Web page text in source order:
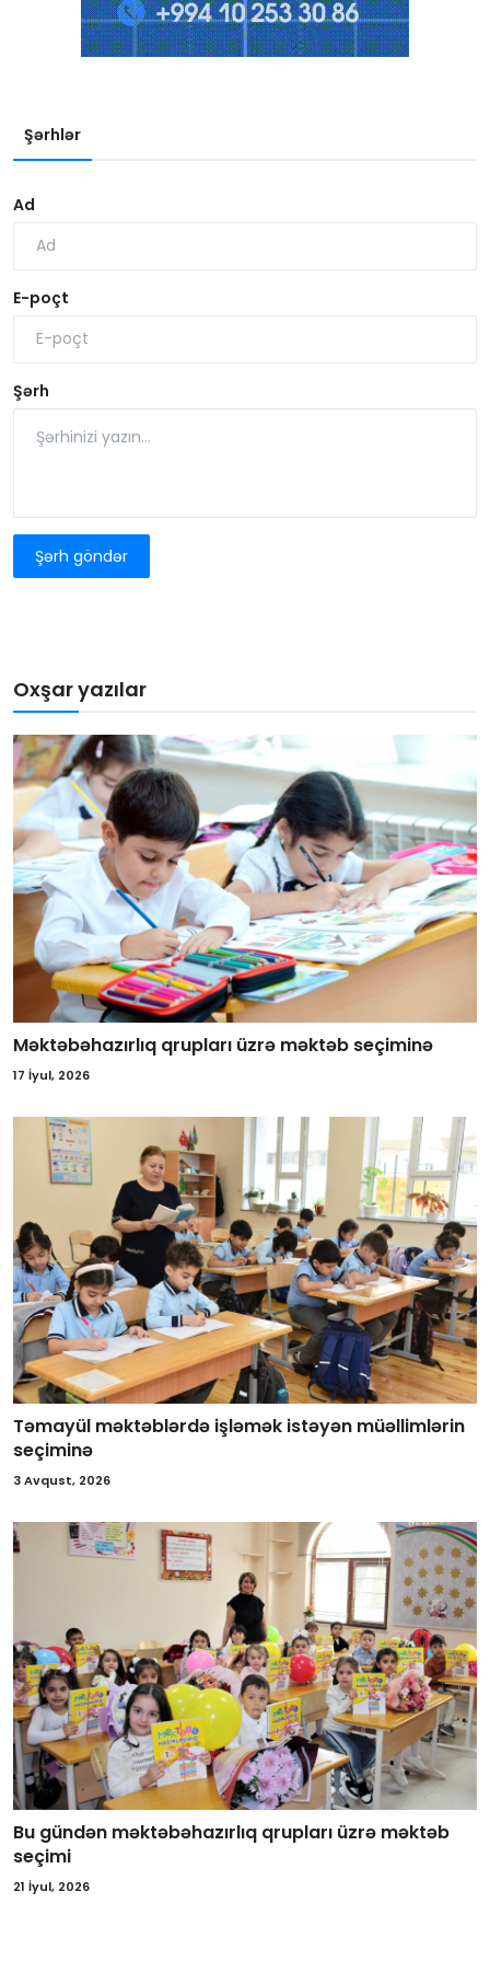
Şərhlər
Ad
E-poçt
Şərh
Şərh göndər
Oxşar yazılar
Məktəbəhazırlıq qrupları üzrə məktəb seçiminə
17 İyul, 2026
Təmayül məktəblərdə işləmək istəyən müəllimlərin
seçiminə
3 Avqust, 2026
Bu gündən məktəbəhazırlıq qrupları üzrə məktəb
seçimi
21 İyul, 2026